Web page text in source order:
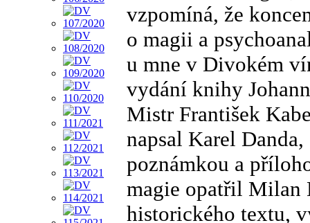
vzpomíná, že
o magii a
u mne v Divokém
vydání knihy
Mistr František
napsal Karel
poznámkou a
magie opatřil Milan
historického textu,